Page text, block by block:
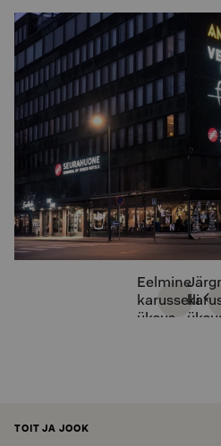
Eelmine
karusselli
üksus
TOIT JA JOOK